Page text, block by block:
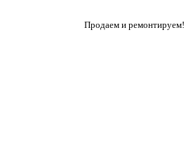
Продаем и ремонтируем!